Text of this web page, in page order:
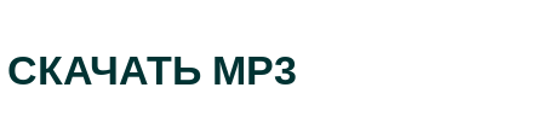
СКАЧАТЬ MP3